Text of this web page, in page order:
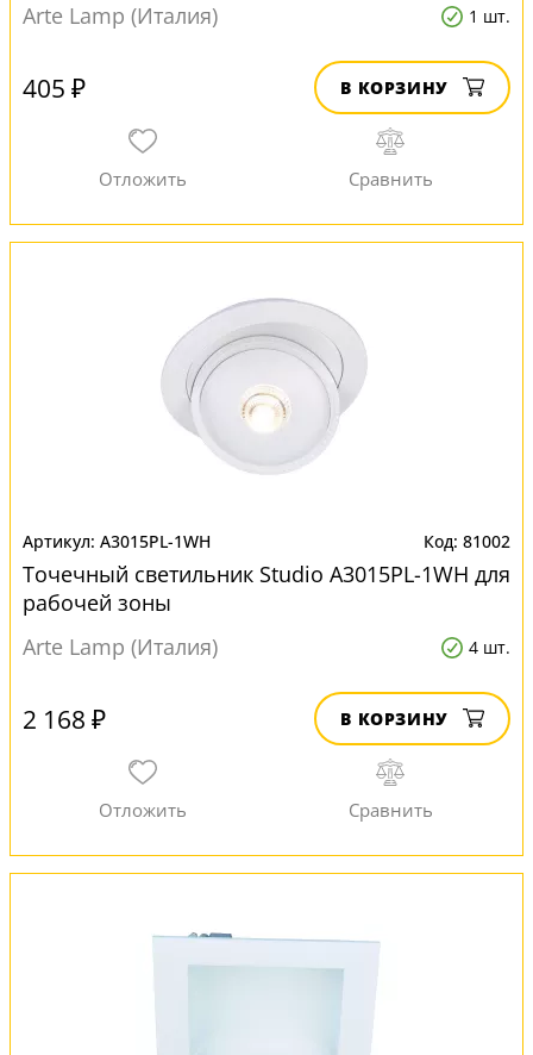
Arte Lamp (Италия)
1 шт.
405 ₽ В КОРЗИНУ
A3015PL-1WH 81002
Точечный светильник Studio A3015PL-1WH для
рабочей зоны
Arte Lamp (Италия)
4 шт.
2 168 ₽ В КОРЗИНУ